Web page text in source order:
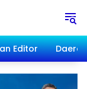
Editor Daerah